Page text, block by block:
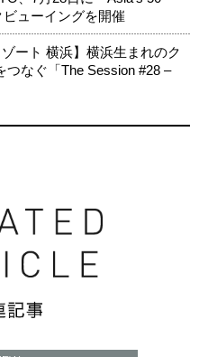
ューイングを開催
ート 横浜】横浜生まれのク
なぐ「The Session #28 –